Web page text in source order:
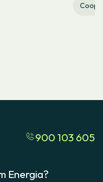
900 103 605
Energia?